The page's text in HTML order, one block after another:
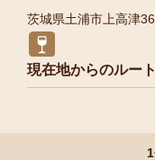
茨城県土浦市上高津
現在地からのルー
1